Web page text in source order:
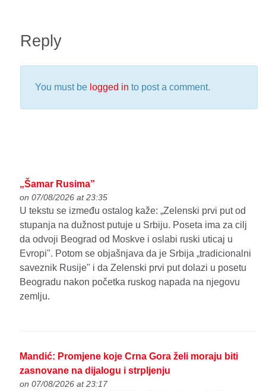
Reply
You must be logged in to post a comment.
„Šamar Rusima”
on 07/08/2026 at 23:35
U tekstu se između ostalog kaže: „Zelenski prvi put od
stupanja na dužnost putuje u Srbiju. Poseta ima za cilj
da odvoji Beograd od Moskve i oslabi ruski uticaj u
Evropi". Potom se objašnjava da je Srbija „tradicionalni
saveznik Rusije" i da Zelenski prvi put dolazi u posetu
Beogradu nakon početka ruskog napada na njegovu
zemlju.
Mandić: Promjene koje Crna Gora želi moraju biti
zasnovane na dijalogu i strpljenju
on 07/08/2026 at 23:17